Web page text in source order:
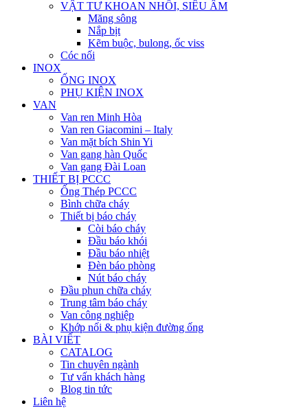
VẬT TƯ KHOAN NHỒI, SIÊU ÂM
Măng sông
Nắp bịt
Kẽm buộc, bulong, ốc viss
Cóc nối
INOX
ỐNG INOX
PHỤ KIỆN INOX
VAN
Van ren Minh Hòa
Van ren Giacomini – Italy
Van mặt bích Shin Yi
Van gang hàn Quốc
Van gang Đài Loan
THIẾT BỊ PCCC
Ống Thép PCCC
Bình chữa cháy
Thiết bị báo cháy
Còi báo cháy
Đầu báo khói
Đầu báo nhiệt
Đèn báo phòng
Nút báo cháy
Đầu phun chữa cháy
Trung tâm báo cháy
Van công nghiệp
Khớp nối & phụ kiện đường ống
BÀI VIẾT
CATALOG
Tin chuyên ngành
Tư vấn khách hàng
Blog tin tức
Liên hệ